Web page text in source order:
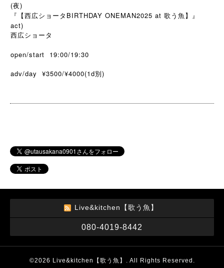
(夜)
『【西広ショータBIRTHDAY ONEMAN2025 at 歌う魚】』
act)
西広ショータ
open/start 19:00/19:30
adv/day ¥3500/¥4000(1d別 )
Live&kitchen【歌う魚】
080-4019-8442
©2026 Live&kitchen【歌う魚】 . All Rights Reserved.